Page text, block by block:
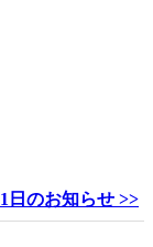
日のお知らせ >>